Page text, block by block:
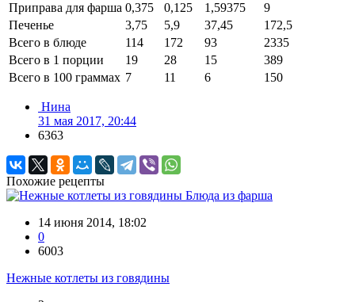
Приправа для фарша 0,375 0,125 1,59375
9
Печенье
3,75 5,9 37,45
172,5
Всего в блюде
114 172 93
2335
Всего в 1 порции
19 28 15
389
Всего в 100 граммах 7 11 6 150
Нина
31 мая 2017, 20:44
6363
Похожие рецепты
Блюда из фарша
14 июня 2014, 18:02
0
6003
Нежные котлеты из говядины